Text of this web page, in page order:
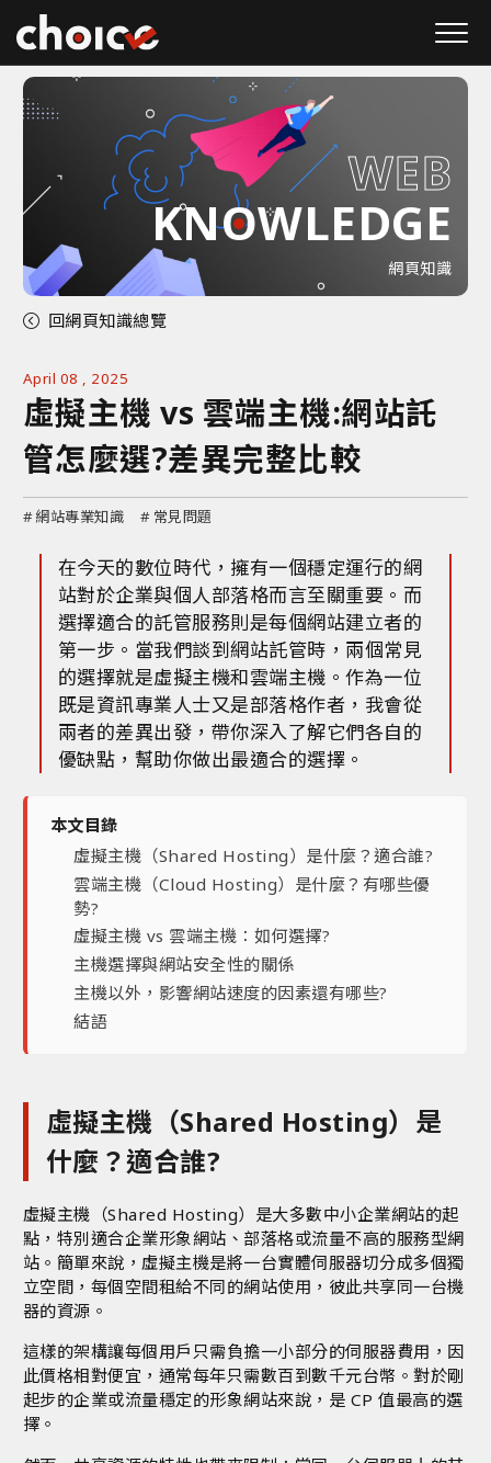
WEB
KNOWLEDGE
網頁知識
回網頁知識總覽
April 08 , 2025
虛擬主機 vs 雲端主機:網站託
管怎麼選?差異完整比較
#網站專業知識 # 常見問題
在今天的數位時代，擁有一個穩定運行的網
站對於企業與個人部落格而言至關重要。而
選擇適合的託管服務則是每個網站建立者的
第一步。當我們談到網站託管時，兩個常見
的選擇就是虛擬主機和雲端主機。作為一位
既是資訊專業人士又是部落格作者，我會從
兩者的差異出發，帶你深入了解它們各自的
優缺點，幫助你做出最適合的選擇。
本文目錄
虛擬主機（Shared Hosting）是什麼？適合誰?
雲端主機（Cloud Hosting）是什麼？有哪些優
勢?
虛擬主機 vs 雲端主機：如何選擇?
主機選擇與網站安全性的關係
主機以外，影響網站速度的因素還有哪些?
結語
虛擬主機（Shared Hosting）是
什麼？適合誰?
虛擬主機（Shared Hosting）是大多數中小企業網站的起
點，特別適合企業形象網站、部落格或流量不高的服務型網
站。簡單來說，虛擬主機是將一台實體伺服器切分成多個獨
立空間，每個空間租給不同的網站使用，彼此共享同一台機
器的資源。
這樣的架構讓每個用戶只需負擔一小部分的伺服器費用，因
此價格相對便宜，通常每年只需數百到數千元台幣。對於剛
起步的企業或流量穩定的形象網站來說，是 CP 值最高的選
擇。